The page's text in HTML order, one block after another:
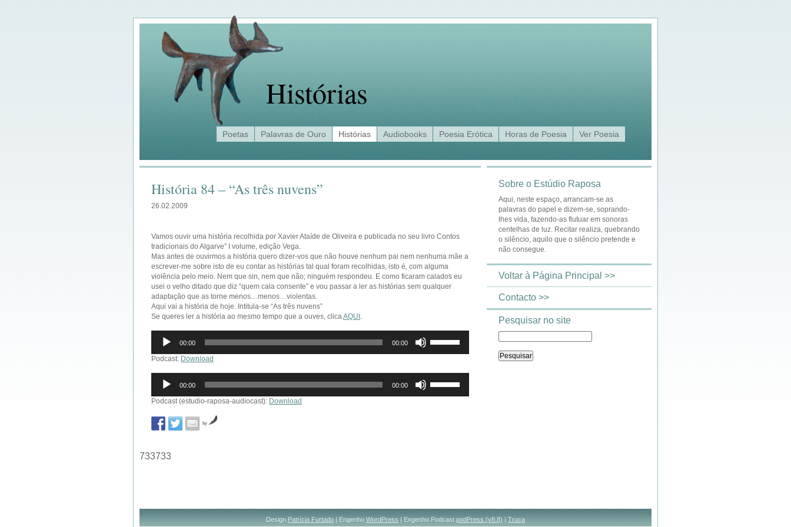
Histórias
Poetas Palavras de Ouro Histórias Audiobooks Poesia Erótica Horas de Poesia Ver Poesia
História 84 – “As três nuvens”
26.02.2009
Vamos ouvir uma história recolhida por Xavier Ataíde de Oliveira e publicada no seu livro Contos
tradicionais do Algarve” I volume, edição Vega.
Mas antes de ouvirmos a história quero dizer-vos que não houve nenhum pai nem nenhuma mãe a
escrever-me sobre isto de eu contar as histórias tal qual foram recolhidas, isto é, com alguma
violência pelo meio. Nem que sin, nem que não; ninguém respondeu. E como ficaram calados eu
usei o velho ditado que diz “quem cala consente” e vou passar a ler as histórias sem qualquer
adaptação que as torne menos…menos…violentas.
Aqui vai a história de hoje. Intitula-se “As três nuvens”
Se queres ler a história ao mesmo tempo que a ouves, clicaAQUI .
Reprodutor
áudio
00:00 00:00
as
setas
aumentar
ou
Podcast: Download
Reprodutor
áudio
00:00 00:00
as
setas
Podcast (estudio-raposa-audiocast): Download
by
733733
Sobre o Estúdio Raposa
Aqui, neste espaço, arrancam-se as
palavras do papel e dizem-se, soprando-
lhes vida, fazendo-as flutuar em sonoras
centelhas de luz. Recitar realiza, quebrando
o silêncio, aquilo que o silêncio pretende e
não consegue.
Voltar à Página Principal >>
Contacto >>
Pesquisar no site
Design Patrícia Furtado | Engenho WordPress | Engenho Podcast podPress (v8.8) | Truca